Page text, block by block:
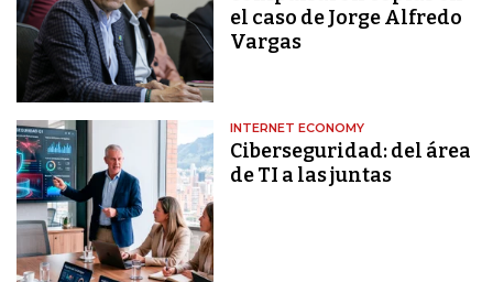
el caso de Jorge Alfredo
Vargas
INTERNET ECONOMY
Ciberseguridad: del área
de TI a las juntas